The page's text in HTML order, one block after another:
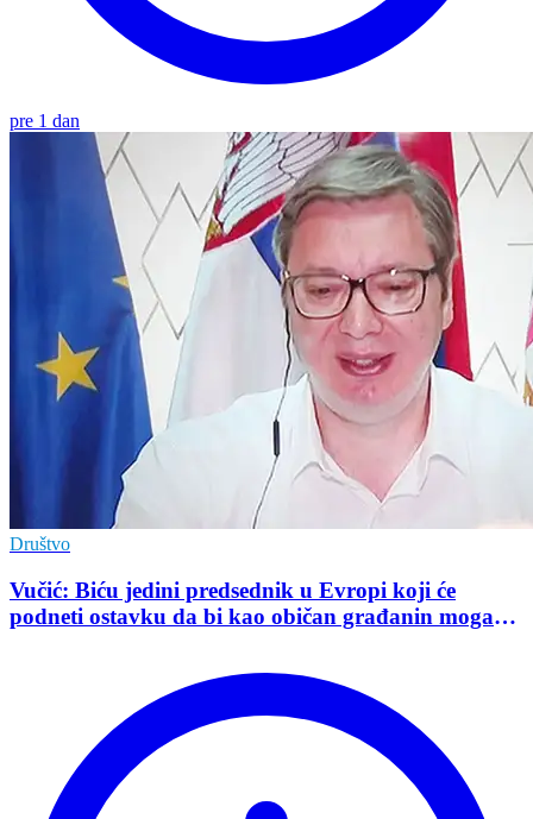
pre 1 dan
Društvo
Vučić: Biću jedini predsednik u Evropi koji će
podneti ostavku da bi kao običan građanin mogao